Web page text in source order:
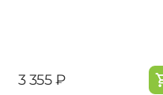
‍3 355‍₽